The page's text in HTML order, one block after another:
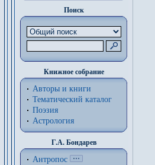
Поиск
Книжное собрание
Авторы и книги
Тематический каталог
Поэзия
Астрология
Г.А. Бондарев
Антропос